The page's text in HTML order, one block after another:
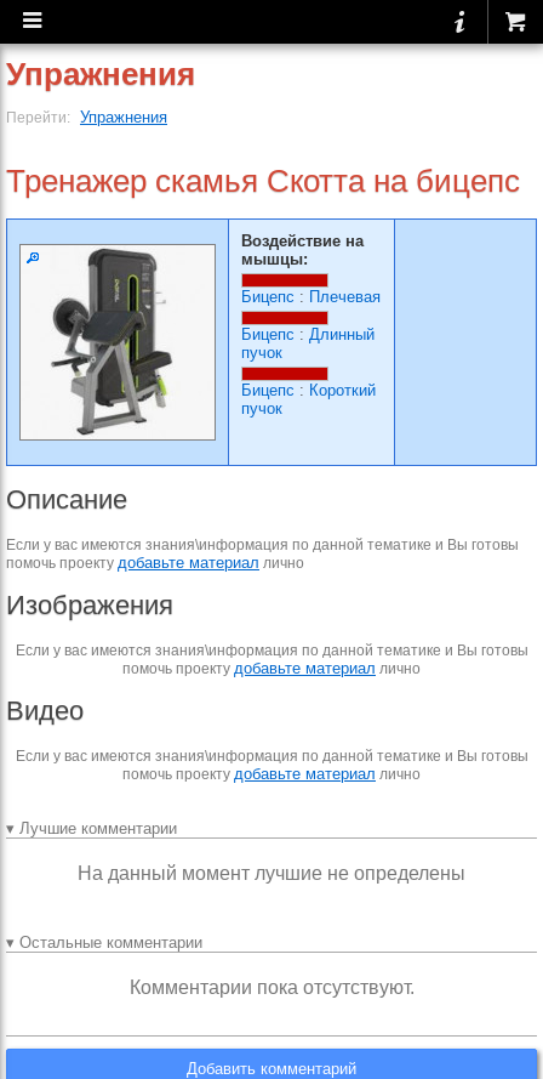
Упражнения
Перейти: Упражнения
Тренажер скамья Скотта на бицепс
Воздействие на
мышцы:
Бицепс : Плечевая
Бицепс : Длинный
пучок
Бицепс : Короткий
пучок
Описание
Если у вас имеются знания\информация по данной тематике и Вы готовы
помочь проекту добавьте материал лично
Изображения
Если у вас имеются знания\информация по данной тематике и Вы готовы
помочь проекту добавьте материал лично
Видео
Если у вас имеются знания\информация по данной тематике и Вы готовы
помочь проекту добавьте материал лично
▾ Лучшие комментарии
На данный момент лучшие не определены
▾ Остальные комментарии
Комментарии пока отсутствуют.
Добавить комментарий